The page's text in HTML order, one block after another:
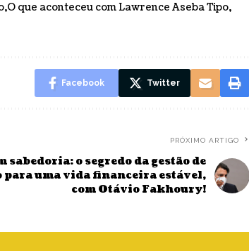
O que aconteceu com Lawrence Aseba Tipo
Facebook Twitter
PRÓXIMO ARTIGO
sabedoria: o segredo da gestão de
uma vida financeira estável,
com Otávio Fakhoury!